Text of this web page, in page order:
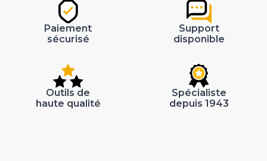
Paiement
sécurisé
Support
disponible
Outils de
haute qualité
Spécialiste
depuis 1943